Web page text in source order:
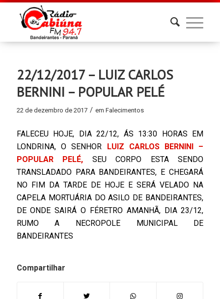
22/12/2017 – LUIZ CARLOS
BERNINI – POPULAR PELÉ
22 de dezembro de 2017 / em Falecimentos
FALECEU HOJE, DIA 22/12, ÁS 13:30 HORAS EM
LONDRINA, O SENHOR LUIZ CARLOS BERNINI –
POPULAR PELÉ, SEU CORPO ESTA SENDO
TRANSLADADO PARA BANDEIRANTES, E CHEGARÁ
NO FIM DA TARDE DE HOJE E SERÁ VELADO NA
CAPELA MORTUÁRIA DO ASILO DE BANDEIRANTES,
DE ONDE SAIRÁ O FÉRETRO AMANHÃ, DIA 23/12,
RUMO A NECROPOLE MUNICIPAL DE
BANDEIRANTES
Compartilhar